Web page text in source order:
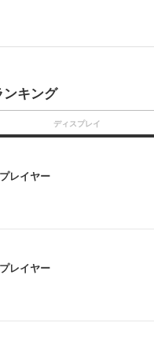
キング
レイヤー
レイヤー
ディスプレイ